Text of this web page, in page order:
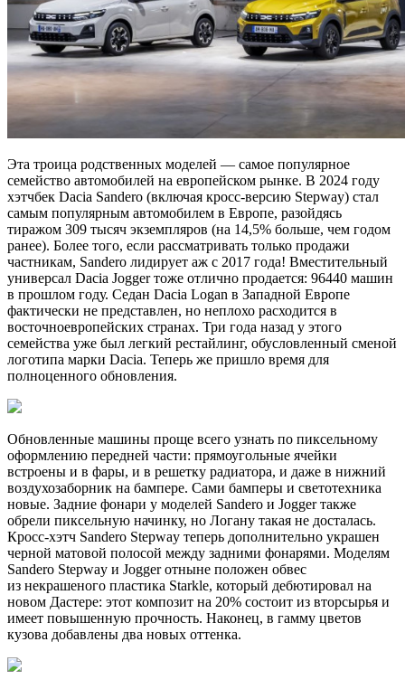
Эта троица родственных моделей — самое популярное
семейство автомобилей на европейском рынке. В 2024 году
хэтчбек Dacia Sandero (включая кросс-версию Stepway) стал
самым популярным автомобилем в Европе, разойдясь
тиражом 309 тысяч экземпляров (на 14,5% больше, чем годом
ранее). Более того, если рассматривать только продажи
частникам, Sandero лидирует аж с 2017 года! Вместительный
универсал Dacia Jogger тоже отлично продается: 96440 машин
в прошлом году. Седан Dacia Logan в Западной Европе
фактически не представлен, но неплохо расходится в
восточноевропейских странах. Три года назад у этого
семейства уже был легкий рестайлинг, обусловленный сменой
логотипа марки Dacia. Теперь же пришло время для
полноценного обновления.
Обновленные машины проще всего узнать по пиксельному
оформлению передней части: прямоугольные ячейки
встроены и в фары, и в решетку радиатора, и даже в нижний
воздухозаборник на бампере. Сами бамперы и светотехника
новые. Задние фонари у моделей Sandero и Jogger также
обрели пиксельную начинку, но Логану такая не досталась.
Кросс-хэтч Sandero Stepway теперь дополнительно украшен
черной матовой полосой между задними фонарями. Моделям
Sandero Stepway и Jogger отныне положен обвес
из некрашеного пластика Starkle, который дебютировал на
новом Дастере: этот композит на 20% состоит из вторсырья и
имеет повышенную прочность. Наконец, в гамму цветов
кузова добавлены два новых оттенка.